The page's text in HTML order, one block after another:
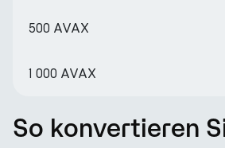
500 AVAX
1 000 AVAX
So konvertieren